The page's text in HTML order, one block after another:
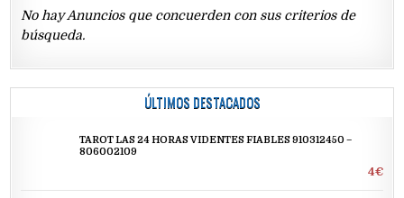
No hay Anuncios que concuerden con sus criterios de
búsqueda.
ÚLTIMOS DESTACADOS
TAROT LAS 24 HORAS VIDENTES FIABLES 910312450 –
806002109
4€